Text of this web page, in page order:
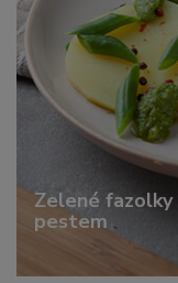
Zelené
pestem